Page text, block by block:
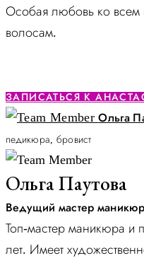
Особая любовь ко
волосам.
ЗАПИСАТЬСЯ К
Ольга
педикюра, бровист
Ольга Паутова
Ведущий мастер
Топ-мастер маникюра и
лет. Имеет